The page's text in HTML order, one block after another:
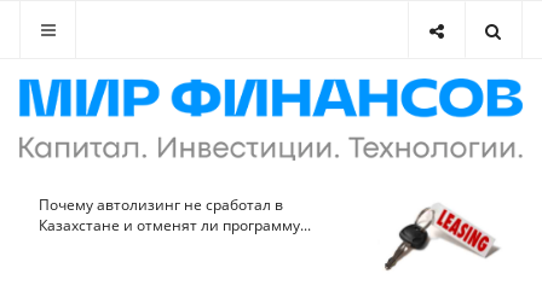
Почему автолизинг не сработал в
Казахстане и отменят ли программу...